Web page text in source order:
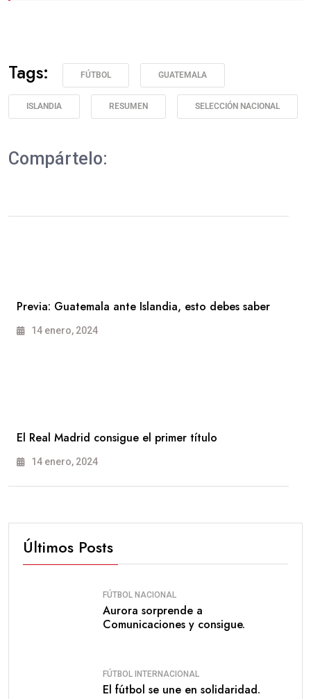
Tags: FÚTBOL GUATEMALA
ISLANDIA RESUMEN SELECCIÓN NACIONAL
Compártelo:
Previa: Guatemala ante Islandia, esto debes saber
14 enero, 2024
El Real Madrid consigue el primer título
14 enero, 2024
Últimos Posts
FÚTBOL NACIONAL
Aurora sorprende a
Comunicaciones y consigue.
FÚTBOL INTERNACIONAL
El fútbol se une en solidaridad.